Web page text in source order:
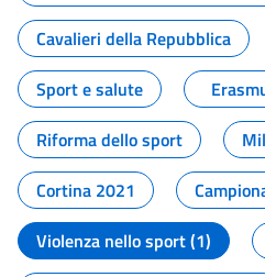
Cavalieri della Repubblica
Sport e salute
Riforma dello sport
Cortina 2021
Violenza nello sport (1)